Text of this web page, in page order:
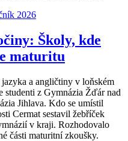
Školy, kde
maturitu
a angličtiny v loňském
z Gymnázia Žďár nad
Jihlava. Kdo se umístil
Cermat sestavil žebříček
v kraji. Rozhodovalo
části maturitní zkoušky.